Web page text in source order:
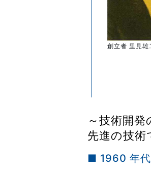
創立者 里見雄
～技術開発
先進の技術
■ 1960 年代